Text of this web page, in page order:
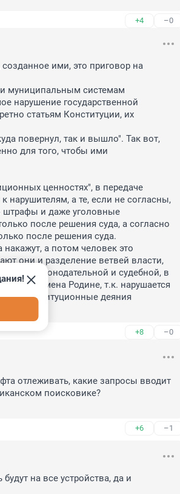
+4 –0
ими, это приговор на
муниципальным системам
нарушение государственной
статьям Конституции, их
повернул, так и вышло". Так вот,
для того, чтобы ими
ценностях", в передаче
нарушителям, а те, если не согласны,
штрафы и даже уголовные
после решения суда, а согласно
после решения суда.
а потом человек это
они и разделение ветвей власти,
над законодательной и судебной, в
Это измена Родине, т.к. нарушается
деяния
+8 –0
отлеживать, какие запросы вводит
поисковике?
+6 –1
на все устройства, да и